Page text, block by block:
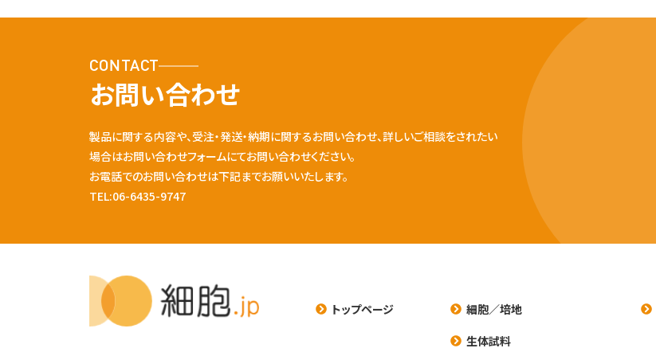
CONTACT
お問い合わせ
製品に関する内容や、受注・発送・納期に関するお問い合わせ、詳しいご相談をされたい
場合はお問い合わせフォームにてお問い合わせください。
お電話でのお問い合わせは下記までお願いいたします。
TEL:06-6435-9747
トップページ
細胞／培地
生体試料